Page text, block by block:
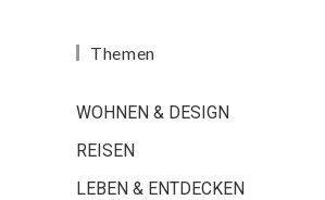
Themen
WOHNEN & DESIGN
REISEN
LEBEN & ENTDECKEN